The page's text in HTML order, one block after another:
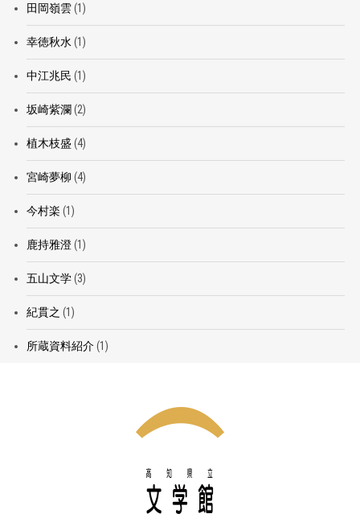
田岡嶺雲(1)
幸徳秋水 (1)
中江兆民 (1)
坂崎紫瀾 (2)
植木枝盛 (4)
宮崎夢柳 (4)
今村楽 (1)
鹿持雅澄(1)
五山文学(3)
紀貫之 (1)
所蔵資料紹介(1)